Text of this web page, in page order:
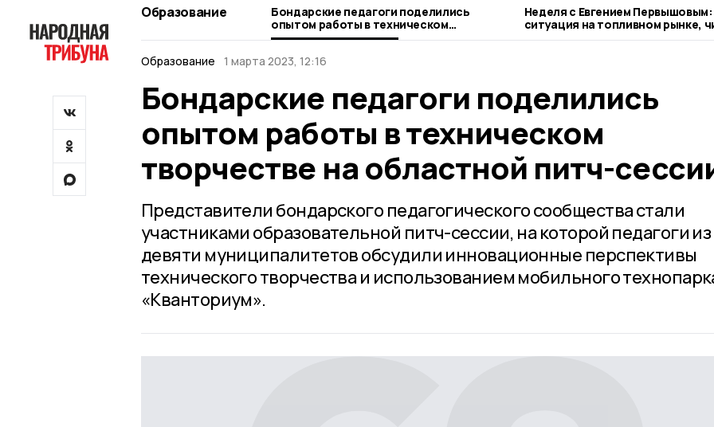
Образование
Бондарские педагоги поделились
опытом работы в техническом
творчестве на областной питч-сессии
Неделя с Евгением Первышовым:
ситуация на топливном рынке,
городе и приоритеты
Образование
1 марта 2023, 12:16
Бондарские педагоги поделились
опытом работы в техническом
творчестве на областной питч-
Представители бондарского педагогического сообщества стали
участниками образовательной питч-сессии, на которой педагоги из
девяти муниципалитетов обсудили инновационные перспективы
технического творчества и использованием мобильного
«Кванториум».